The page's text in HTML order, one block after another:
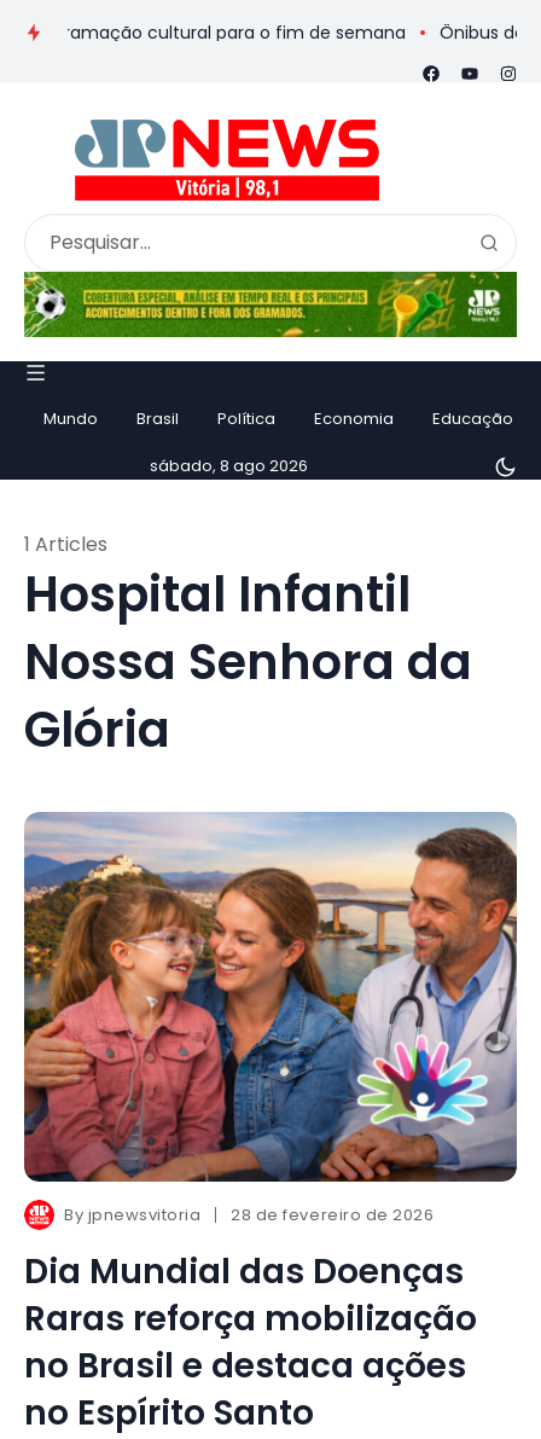
cultural para o fim de semana Ônibus de
Mundo Brasil Política Economia Educação
sábado, 8 ago 2026
Hospital Infantil
Nossa Senhora da
Glória
1 Articles
By jpnewsvitoria 28 de fevereiro de 2026
Dia Mundial das Doenças
Raras reforça mobilização
no Brasil e destaca ações
no Espírito Santo